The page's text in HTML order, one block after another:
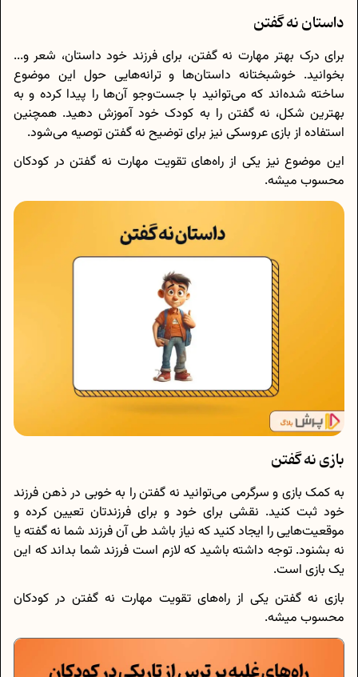
داستان نه گفتن
برای درک بهتر مهارت نه گفتن، برای فرزند خود داستان، شعر و...
بخوانید. خوشبختانه داستان‌ها و ترانه‌هایی حول این موضوع
ساخته شده‌‌اند که می‌توانید با جست‌و‌جو آن‌ها را پیدا کرده و به
بهترین شکل، نه گفتن را به کودک خود آموزش دهید. همچنین
استفاده از بازی عروسکی نیز برای توضیح نه گفتن توصیه می‌شود.
این موضوع نیز یکی از راه‌های تقویت مهارت نه گفتن در کودکان
محسوب میشه.
بازی نه گفتن
به کمک بازی و سرگرمی می‌توانید نه گفتن را به خوبی در ذهن فرزند
خود ثبت کنید. نقشی برای خود و برای فرزندتان تعیین کرده و
موقعیت‌هایی را ایجاد کنید که نیاز باشد طی آن فرزند شما نه گفته یا
نه بشنود. توجه داشته باشید که لازم است فرزند شما بداند که این
یک بازی است.
بازی نه گفتن یکی از راه‌های تقویت مهارت نه گفتن در کودکان
محسوب میشه.